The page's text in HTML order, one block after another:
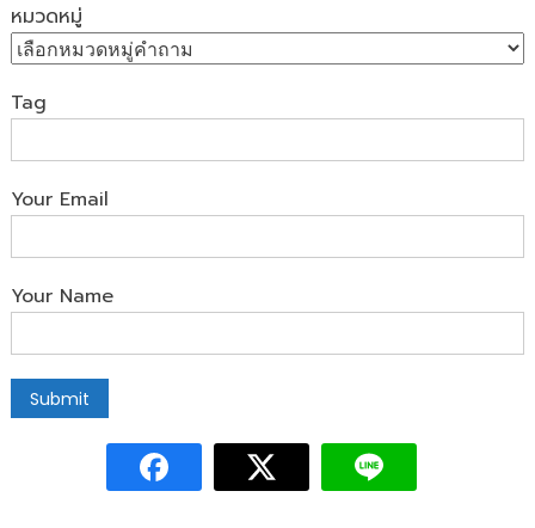
หมวดหมู่
Tag
Your Email
Your Name